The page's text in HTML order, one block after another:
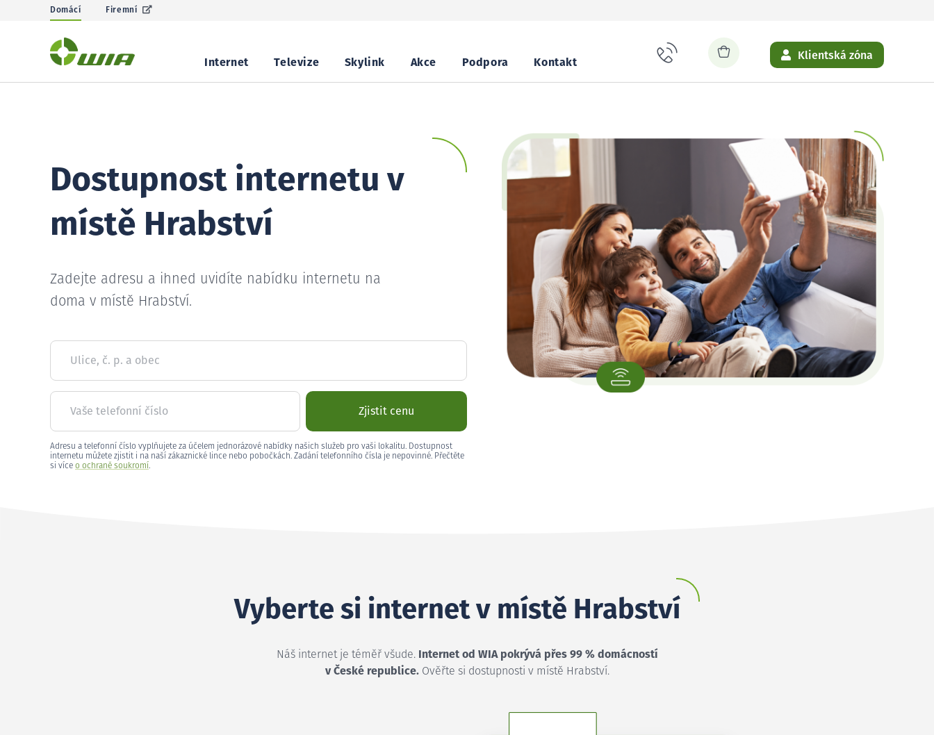
Domácí Firemní
Internet Televize Skylink Akce Podpora Kontakt
Klientská zóna
Dostupnost internetu v
místě Hrabství
Zadejte adresu a ihned uvidíte nabídku internetu na
doma v místě Hrabství.
Ulice, č. p. a obec
Vaše telefonní číslo Zjistit cenu
Adresu a telefonní číslo vyplňujete za účelem jednorázové nabídky našich služeb pro vaši lokalitu. Dostupnost
internetu můžete zjistit i na naší zákaznické lince nebo pobočkách. Zadání telefonního čísla je nepovinné. Přečtěte
si více o ochraně soukromí.
Vyberte si internet v místě Hrabství
Náš internet je téměř všude.
Internet od WIA pokrývá přes 99 % domácností
v České republice.Ověřte si dostupnosti v místě Hrabství.